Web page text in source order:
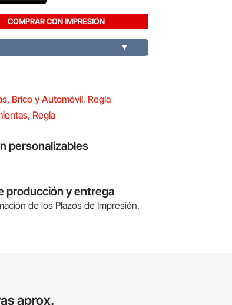
COMPRAR CON IMPRESIÓN
▼
Brico y Automóvil, Regla
, Regla
personalizables
producción y entrega
de los Plazos de Impresión.
aprox.